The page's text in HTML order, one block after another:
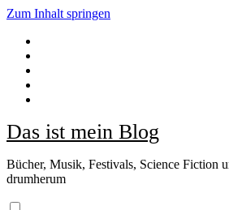
Zum Inhalt springen
Das ist mein Blog
Bücher, Musik, Festivals, Science Fiction
drumherum